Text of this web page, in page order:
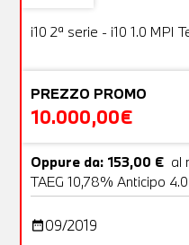
i10 2ª serie - i10 1.0 MPI
PREZZO PROMO
10.000,00€
Oppure da: 153,00 € al
TAEG 10,78% Anticipo
date_range09/2019